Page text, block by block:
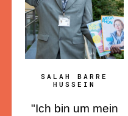
SALAH BARRE
HUSSEIN
"Ich bin um mein